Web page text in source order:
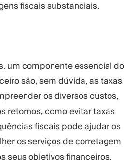
fiscais substanciais.
um componente essencial do
são, sem dúvida, as taxas
os diversos custos,
retornos, como evitar taxas
fiscais pode ajudar os
os serviços de corretagem
seus objetivos financeiros.